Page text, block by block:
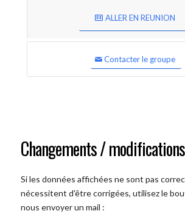
ALLER EN REUNION
Contacter le groupe
Changements / modifications
Si les données affichées ne sont pas
nécessitent d'être corrigées, utilisez le
nous envoyer un mail :